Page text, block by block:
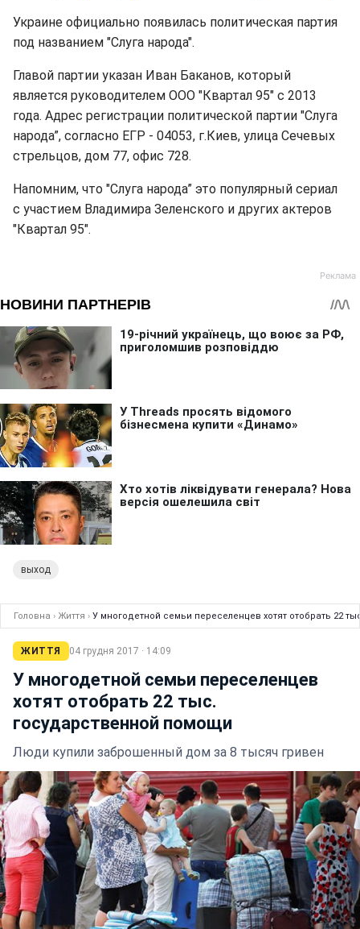
Украине официально появилась политическая партия
под названием "Слуга народа".
Главой партии указан Иван Баканов, который
является руководителем ООО "Квартал 95" с 2013
года. Адрес регистрации политической партии "Слуга
народа”, согласно ЕГР - 04053, г.Киев, улица Сечевых
стрельцов, дом 77, офис 728.
Напомним, что "Слуга народа” это популярный сериал
с участием Владимира Зеленского и других актеров
"Квартал 95".
выход
Головна › Життя › У многодетной семьи переселенцев хотят отобрать 22
ЖИТТЯ 04 грудня 2017 · 14:09
У многодетной семьи переселенцев
хотят отобрать 22 тыс.
государственной помощи
Люди купили заброшенный дом за 8 тысяч гривен